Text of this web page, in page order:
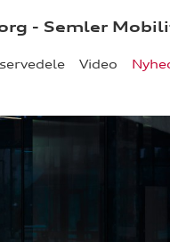
Video
- Semler